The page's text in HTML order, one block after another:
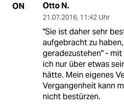
ON Otto N.
21.07.2016, 11:42 Uhr
"Sie ist daher sehr
aufgebracht zu
geradezustehen" -
ich nur über etwas
hätte. Mein eigenes
Vergangenheit kann
nicht bestürzen.